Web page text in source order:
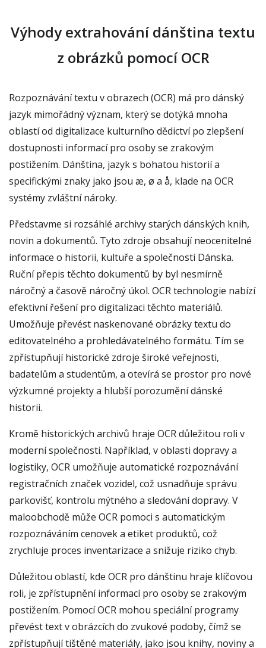
Výhody extrahování dánština textu
z obrázků pomocí OCR
Rozpoznávání textu v obrazech (OCR) má pro dánský
jazyk mimořádný význam, který se dotýká mnoha
oblastí od digitalizace kulturního dědictví po zlepšení
dostupnosti informací pro osoby se zrakovým
postižením. Dánština, jazyk s bohatou historií a
specifickými znaky jako jsou æ, ø a å, klade na OCR
systémy zvláštní nároky.
Představme si rozsáhlé archivy starých dánských knih,
novin a dokumentů. Tyto zdroje obsahují neocenitelné
informace o historii, kultuře a společnosti Dánska.
Ruční přepis těchto dokumentů by byl nesmírně
náročný a časově náročný úkol. OCR technologie nabízí
efektivní řešení pro digitalizaci těchto materiálů.
Umožňuje převést naskenované obrázky textu do
editovatelného a prohledávatelného formátu. Tím se
zpřístupňují historické zdroje široké veřejnosti,
badatelům a studentům, a otevírá se prostor pro nové
výzkumné projekty a hlubší porozumění dánské
historii.
Kromě historických archivů hraje OCR důležitou roli v
moderní společnosti. Například, v oblasti dopravy a
logistiky, OCR umožňuje automatické rozpoznávání
registračních značek vozidel, což usnadňuje správu
parkovišť, kontrolu mýtného a sledování dopravy. V
maloobchodě může OCR pomoci s automatickým
rozpoznáváním cenovek a etiket produktů, což
zrychluje proces inventarizace a snižuje riziko chyb.
Důležitou oblastí, kde OCR pro dánštinu hraje klíčovou
roli, je zpřístupnění informací pro osoby se zrakovým
postižením. Pomocí OCR mohou speciální programy
převést text v obrázcích do zvukové podoby, čímž se
zpřístupňují tištěné materiály, jako jsou knihy, noviny a